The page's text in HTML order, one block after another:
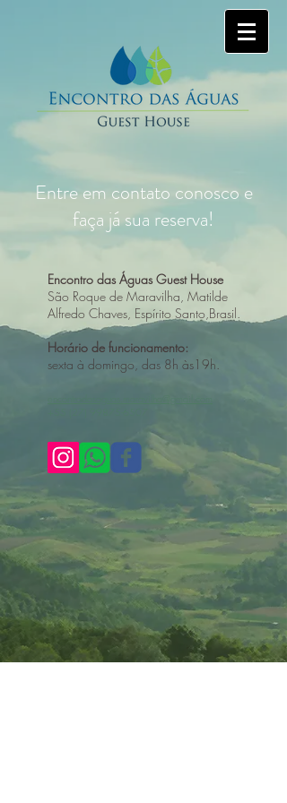
Encontro das Águas Guest House
São Roque de Maravilha, Matilde
Alfredo Chaves, Espírito Santo,Brasil.
Horário de funcionamento:
sexta à domingo, das 8h às19h.
Entre em contato conosco e
faça já sua reserva!